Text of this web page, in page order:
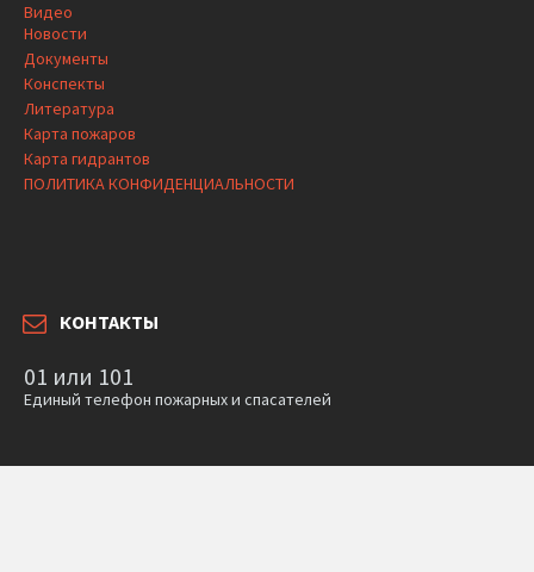
Видео
Новости
Документы
Конспекты
Литература
Карта пожаров
Карта гидрантов
ПОЛИТИКА КОНФИДЕНЦИАЛЬНОСТИ
КОНТАКТЫ
01 или 101
Единый телефон пожарных и спасателей